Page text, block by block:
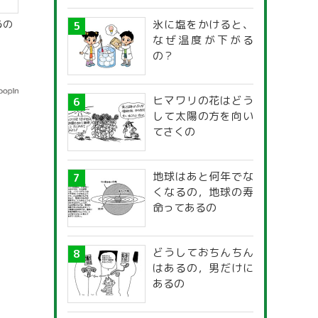
氷に塩をかけると、
なぜ温度が下がる
の？
ヒマワリの花はどう
して太陽の方を向い
てさくの
地球はあと何年でな
くなるの，地球の寿
命ってあるの
どうしておちんちん
はあるの，男だけに
あるの